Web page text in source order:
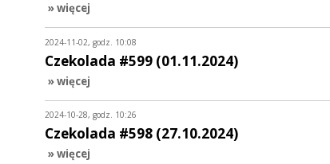
» więcej
2024-11-02, godz. 10:08
Czekolada #599 (01.11.2024)
» więcej
2024-10-28, godz. 10:26
Czekolada #598 (27.10.2024)
» więcej